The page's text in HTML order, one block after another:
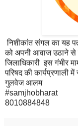
निशीकांत संगल का यह
को अपनी आवाज उठाने से
जिलाधिकारी इस गंभीर
परिषद की कार्यप्रणाली
गुलवेज आलम
#samjhobharat
8010884848